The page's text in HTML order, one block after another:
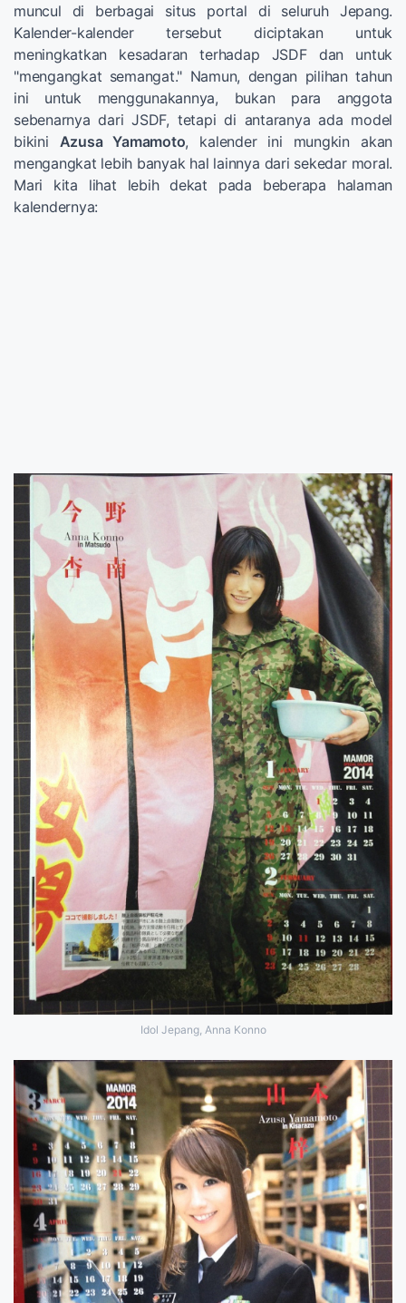
muncul di berbagai situs portal di seluruh Jepang.
Kalender-kalender tersebut diciptakan untuk
meningkatkan kesadaran terhadap JSDF dan untuk
"mengangkat semangat." Namun, dengan pilihan tahun
ini untuk menggunakannya, bukan para anggota
sebenarnya dari JSDF, tetapi di antaranya ada model
bikini Azusa Yamamoto, kalender ini mungkin akan
mengangkat lebih banyak hal lainnya dari sekedar moral.
Mari kita lihat lebih dekat pada beberapa halaman
kalendernya:
Idol Jepang, Anna Konno